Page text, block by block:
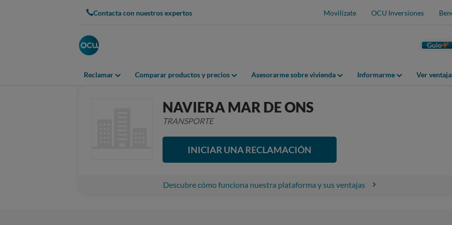
Contacta con nuestros expertos Movilízate OCU Inversiones
Guio
Reclamar Comparar productos y precios Asesorarme sobre vivienda Informarme Ver
NAVIERA MAR DE ONS
TRANSPORTE
INICIAR UNA RECLAMACIÓN
Descubre cómo funciona nuestra plataforma y sus ventajas